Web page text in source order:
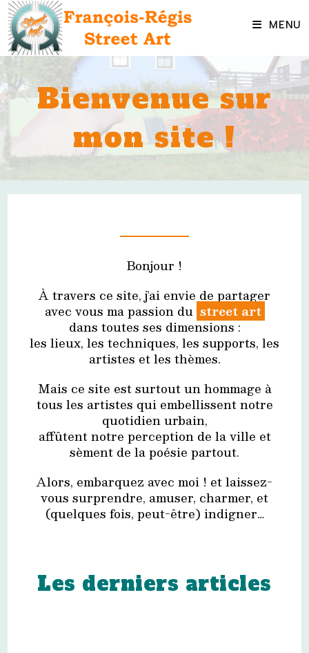
Skip
content MENU
Bienvenue sur
mon site !
Bonjour !
À travers ce site, j’ai envie de partager
avec vous ma passion du street art
dans toutes ses dimensions :
les lieux, les techniques, les supports, les
artistes et les thèmes.
Mais ce site est surtout un hommage à
tous les artistes qui embellissent notre
quotidien urbain,
affûtent notre perception de la ville et
sèment de la poésie partout.
Alors, embarquez avec moi ! et laissez-
vous surprendre, amuser, charmer, et
(quelques fois, peut-être) indigner…
Les derniers articles